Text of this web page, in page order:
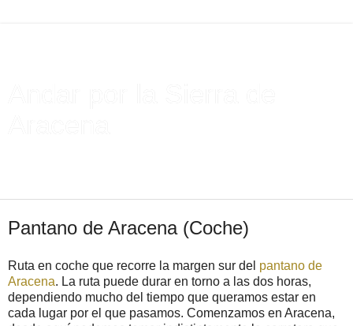
Pantano de Aracena (Coche)
Ruta en coche que recorre la margen sur del pantano de
Aracena. La ruta puede durar en torno a las dos horas,
dependiendo mucho del tiempo que queramos estar en
cada lugar por el que pasamos. Comenzamos en Aracena,